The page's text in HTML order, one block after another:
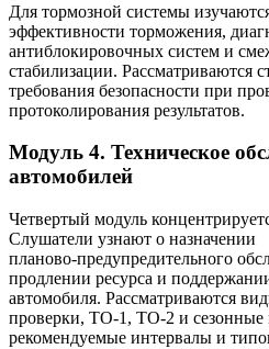
Для тормозной системы
эффективности торможения,
антиблокировочных систем и
стабилизации. Рассматриваются
требования безопасности при
протоколирования результатов.
Модуль 4. Техническое
автомобилей
Четвертый модуль
Слушатели узнают о назначении
планово‑предупредительного
продлении ресурса и
автомобиля. Рассматриваются
проверки, ТО‑1, ТО‑2 и сезонные
рекомендуемые интервалы и